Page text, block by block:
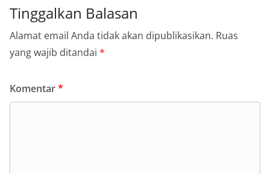
Tinggalkan Balasan
Alamat email Anda tidak akan dipublikasikan. Ruas
yang wajib ditandai *
Komentar*